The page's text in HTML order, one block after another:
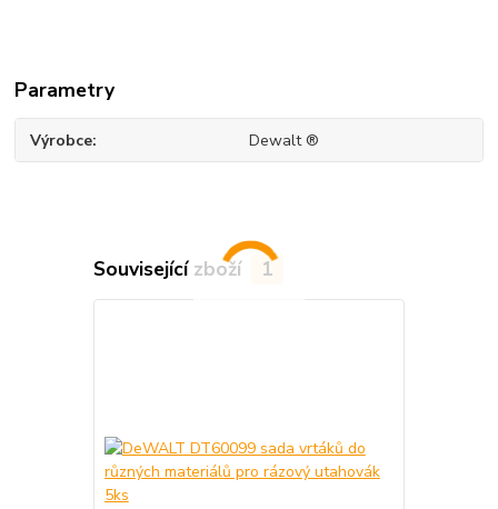
Parametry
Výrobce Dewalt ®
Související zboží 1